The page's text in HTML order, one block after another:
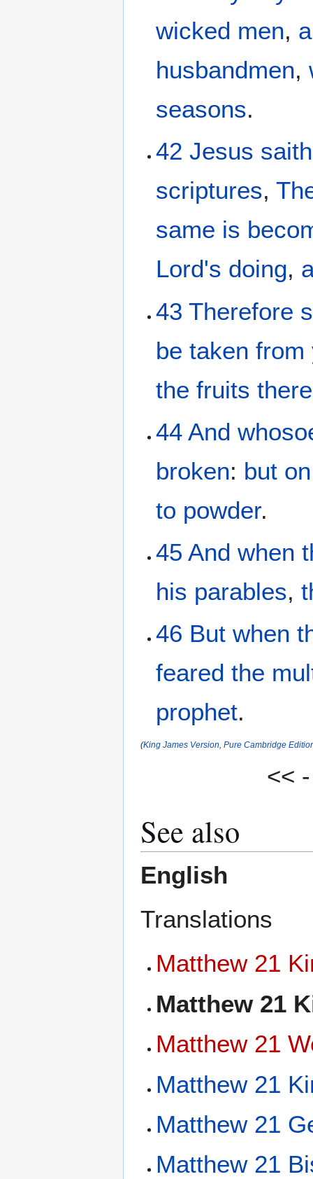
wicked men,
husbandmen,
seasons.
42 Jesus saith
scriptures,
same is
Lord's doing,
43 Therefore
be taken from
the fruits
44 And
broken: but on
to powder.
45 And when
his parables,
46 But when
feared the
prophet.
(King James Version Pure Cambridge
<<
See also
English
Translations
Matthew 21
Matthew 21
Matthew 21
Matthew 21
Matthew 21
Matthew 21